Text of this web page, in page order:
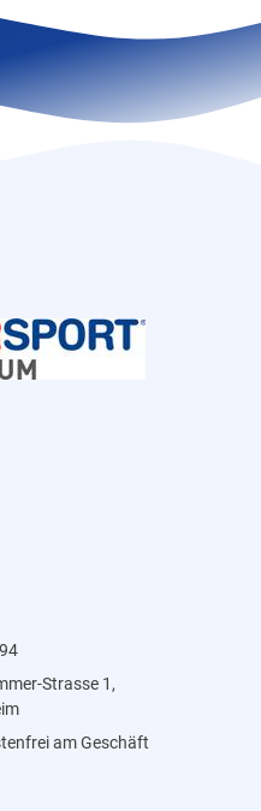
Strasse 1,
am Geschäft